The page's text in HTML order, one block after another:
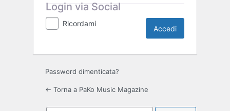
Login via Social
Ricordami
Password dimenticata?
← Torna a PaKo Music Magazine